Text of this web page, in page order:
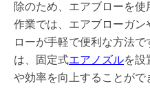
除のため、エアブローを
作業では、エアブローガ
ローが手軽で便利な方法
は、固定式エアノズルを設
や効率を向上することがで